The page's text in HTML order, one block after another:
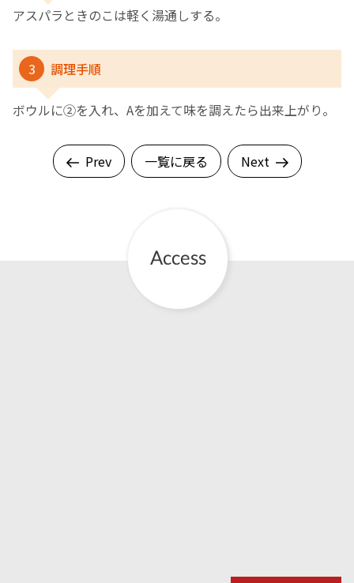
アスパラときのこは軽く湯通しする。
3 調理手順
ボウルに②を入れ、Aを加えて味を調えたら出来上がり。
Prev 一覧に戻る Next